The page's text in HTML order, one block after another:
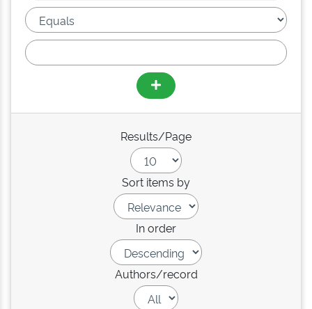
Results/Page
Sort items by
In order
Authors/record